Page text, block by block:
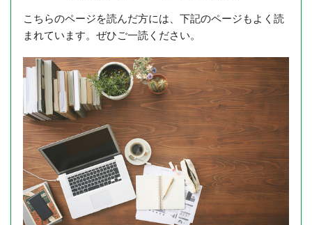
こちらのページを読んだ方には、下記のページもよく読
まれています。ぜひご一読ください。